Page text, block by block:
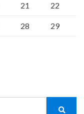
21 22
28 29